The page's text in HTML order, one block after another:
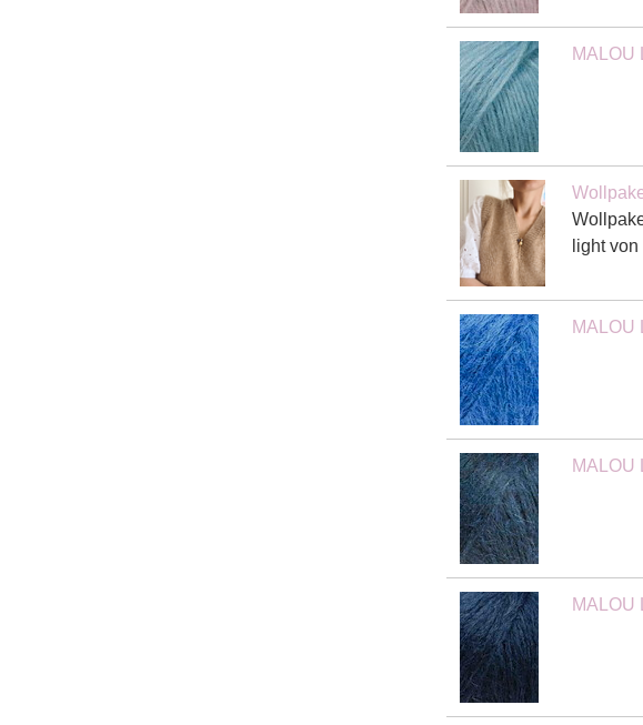
MALOU
light
MALOU
MALOU
MALOU